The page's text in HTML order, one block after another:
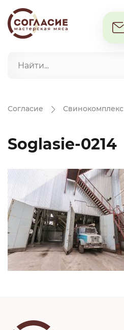
Согласие Свинокомплекс
Soglasie-0214